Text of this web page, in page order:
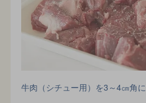
牛肉（シチュー用）を3～4㎝角に